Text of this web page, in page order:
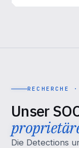
RECHERCHE
Unser
Die Detections